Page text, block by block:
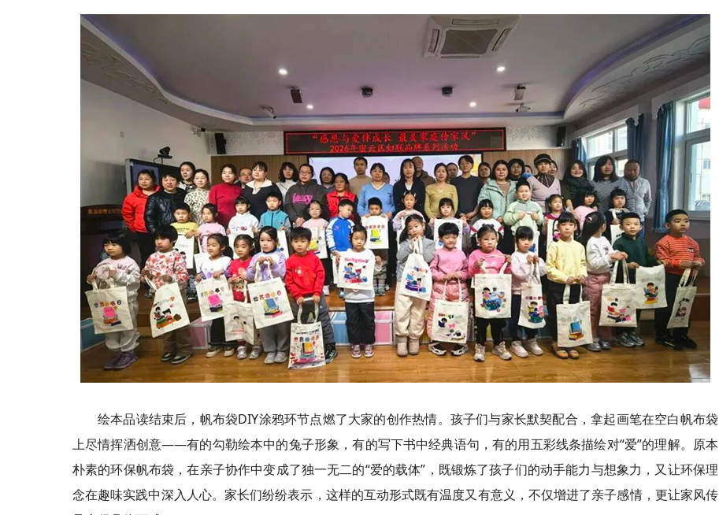
绘本品读结束后，帆布袋DIY涂鸦环节点燃了大家的创作热情。孩子们与家长默契配合，拿起画笔在空白帆布袋
上尽情挥洒创意——有的勾勒绘本中的兔子形象，有的写下书中经典语句，有的用五彩线条描绘对“爱”的理解。原本
朴素的环保帆布袋，在亲子协作中变成了独一无二的“爱的载体”，既锻炼了孩子们的动手能力与想象力，又让环保理
念在趣味实践中深入人心。家长们纷纷表示，这样的互动形式既有温度又有意义，不仅增进了亲子感情，更让家风传